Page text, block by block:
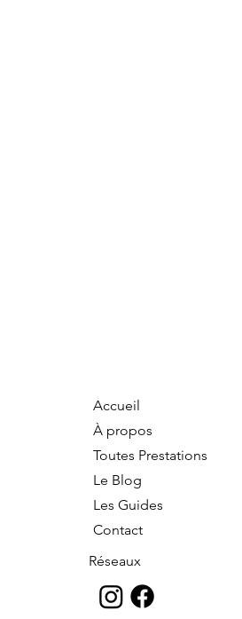
Accueil
À propos
Toutes Prestations
Le Blog
Les Guides
Contact
Réseaux